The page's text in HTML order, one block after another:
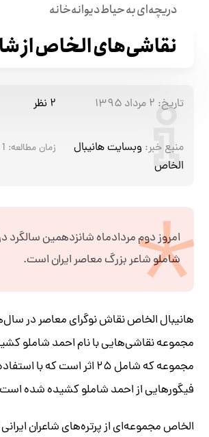
دریچه‌ای به حیاط دیوانه‌خانه
نقاشی‌های الخاص از
تاریخ: ۲ مرداد ۱۳۹۵ ۲ نظر
منبع خبر: وبسایت هانیبال
الخاص
زمان مطالعه: 1
امروز دوم مردادماه شانزدهمین
شاملو شاعر بزرگ معاصر ایران است.
مجموعه نقاشی‌هایی با نام احمد شاملو
مجموعه که شامل ۲۵ اثر است که با
فیگورهایی از احمد شاملو کشیده شده
الخاص مجموعه‌ای از پرتره‌های شاعران ایرانی